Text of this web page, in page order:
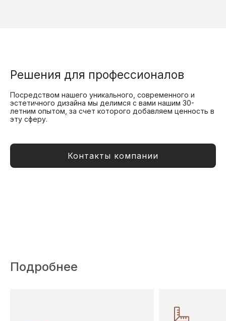
Решения для профессионалов
Посредством нашего уникального, современного и
эстетичного дизайна мы делимся с вами нашим 30-
летним опытом, за счет которого добавляем ценность в
эту сферу.
Контакты компании
Подробнее